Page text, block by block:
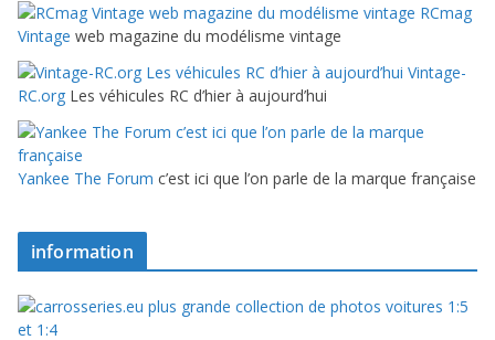
RCmag
Vintage web magazine du modélisme vintage
Vintage-
RC.org Les véhicules RC d’hier à aujourd’hui
Yankee The Forum c’est ici que l’on parle de la marque française
information